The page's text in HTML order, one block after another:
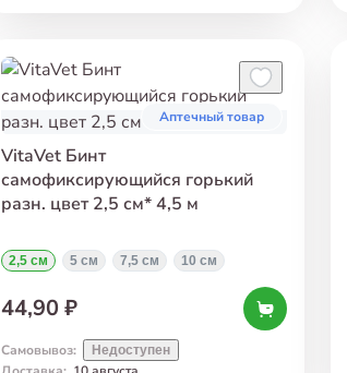
Аптечный товар
VitaVet Бинт
самофиксирующийся горький
разн. цвет 2,5 см* 4,5 м
2,5 см 5 см 7,5 см 10 см
44,90 ₽
Самовывоз: Недоступен